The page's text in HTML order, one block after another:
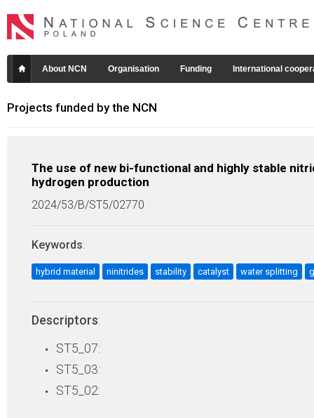
About NCN Organisation Funding International
Projects funded by the NCN
The use of new bi-functional and highly stable
hydrogen production
2024/53/B/ST5/02770
Keywords:
hybrid material ninitrides stability catalyst water splitting
Descriptors:
ST5_07:
ST5_03:
ST5_02: